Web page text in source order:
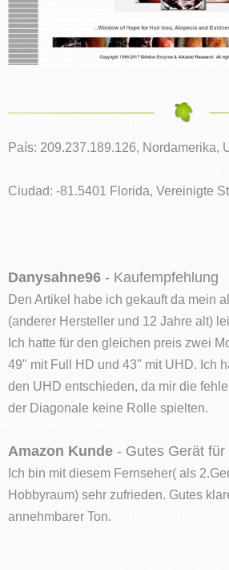
País: 209.237.189.126, Nordamerika,
Ciudad: -81.5401 Florida, Vereinigte
Danysahne96 - Kaufempfehlung
Den Artikel habe ich gekauft da mein
(anderer Hersteller und 12 Jahre alt)
Ich hatte für den gleichen preis zwei
49" mit Full HD und 43" mit UHD. Ich
den UHD entschieden, da mir die
der Diagonale keine Rolle spielten.
Amazon Kunde - Gutes Gerät
Ich bin mit diesem Fernseher( als
Hobbyraum) sehr zufrieden. Gutes
annehmbarer Ton.